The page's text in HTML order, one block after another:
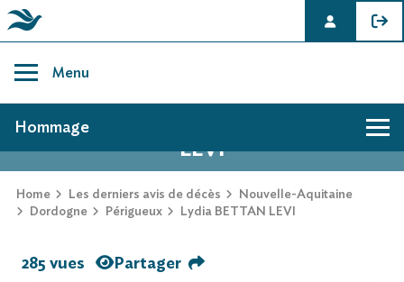
content
Menu
AVIS DE DÉCÈS DE LYDIA BETTAN
LEVI
Home Les derniers avis de décès
Nouvelle-Aquitaine
Dordogne
Périgueux Lydia BETTAN LEVI
Hommage
285 vues Partager